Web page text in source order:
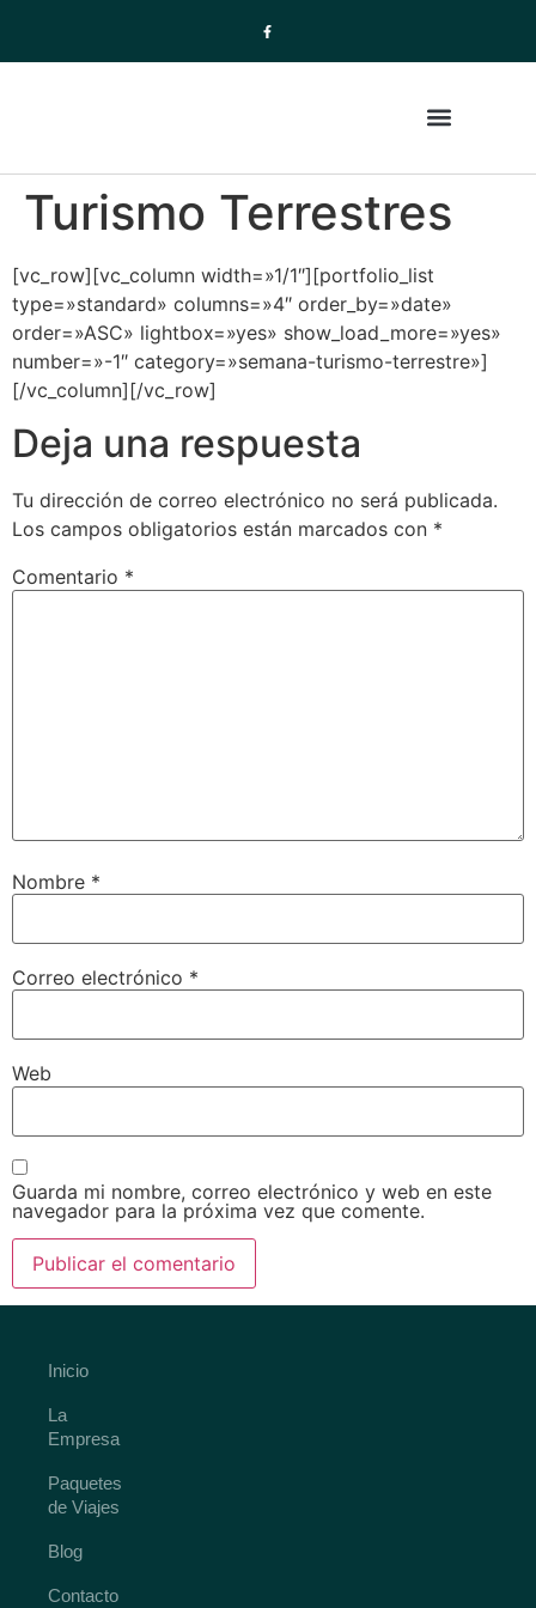
Turismo Terrestres
[vc_row][vc_column width=»1/1″][portfolio_list
type=»standard» columns=»4″ order_by=»date»
order=»ASC» lightbox=»yes» show_load_more=»yes»
number=»-1″ category=»semana-turismo-terrestre»]
[/vc_column][/vc_row]
Deja una respuesta
Tu dirección de correo electrónico no será publicada.
Los campos obligatorios están marcados con *
Comentario *
Nombre *
Correo electrónico *
Web
Guarda mi nombre, correo electrónico y web en este
navegador para la próxima vez que comente.
Inicio
La
Empresa
Paquetes
de Viajes
Blog
Contacto